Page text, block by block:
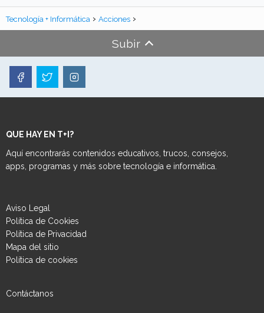
Tecnología + Informática Acciones
Subir
QUE HAY EN T+I?
Aquí encontrarás contenidos educativos, trucos, consejos,
apps, programas y más sobre tecnología e informática.
Aviso Legal
Política de Cookies
Política de Privacidad
Mapa del sitio
Política de cookies
Contáctanos